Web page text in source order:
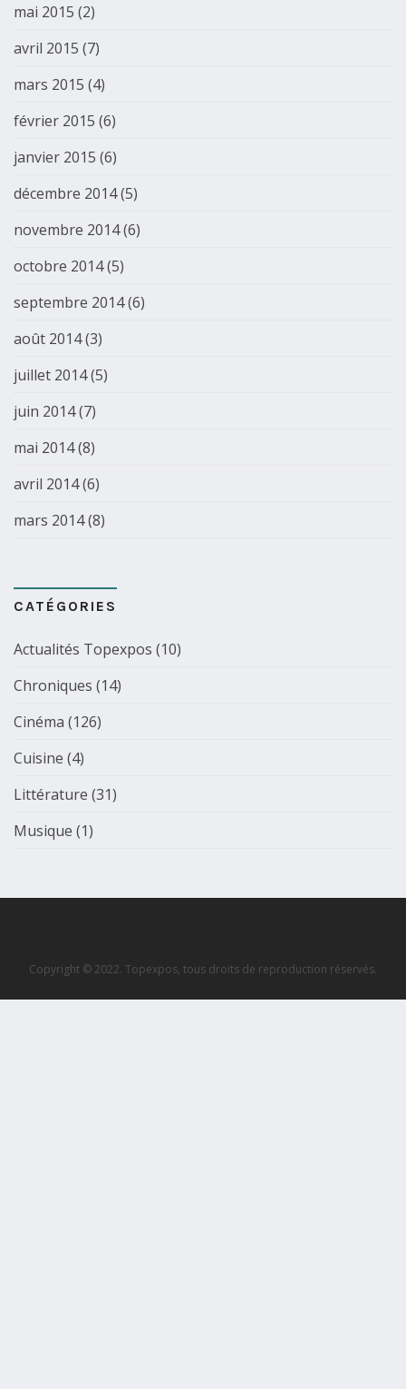
mai 2015 (2)
avril 2015 (7)
mars 2015 (4)
février 2015 (6)
janvier 2015 (6)
décembre 2014(5)
novembre 2014(6)
octobre 2014(5)
septembre 2014(6)
août 2014(3)
juillet 2014(5)
juin 2014(7)
mai 2014(8)
avril 2014(6)
mars 2014(8)
CATÉGORIES
Actualités Topexpos (10)
Chroniques (14)
Cinéma (126)
Cuisine (4)
Littérature (31)
Musique (1)
Copyright © 2022. Topexpos, tous droits de reproduction réservés.